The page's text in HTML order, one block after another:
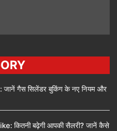
गैस सिलेंडर बुकिंग के नए नियम और
कितनी बढ़ेगी आपकी सैलरी? जानें कैसे